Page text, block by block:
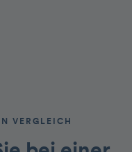
VERGLEICH